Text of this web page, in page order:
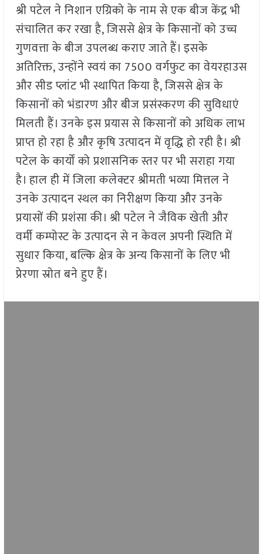
श्री पटेल ने निशान एग्रिको के नाम से एक बीज केंद्र भी
संचालित कर रखा है, जिससे क्षेत्र के किसानों को उच्च
गुणवत्ता के बीज उपलब्ध कराए जाते हैं। इसके
अतिरिक्त, उन्होंने स्वयं का 7500 वर्गफुट का वेयरहाउस
और सीड प्लांट भी स्थापित किया है, जिससे क्षेत्र के
किसानों को भंडारण और बीज प्रसंस्करण की सुविधाएं
मिलती हैं। उनके इस प्रयास से किसानों को अधिक लाभ
प्राप्त हो रहा है और कृषि उत्पादन में वृद्धि हो रही है। श्री
पटेल के कार्यों को प्रशासनिक स्तर पर भी सराहा गया
है। हाल ही में जिला कलेक्टर श्रीमती भव्या मित्तल ने
उनके उत्पादन स्थल का निरीक्षण किया और उनके
प्रयासों की प्रशंसा की। श्री पटेल ने जैविक खेती और
वर्मी कम्पोस्ट के उत्पादन से न केवल अपनी स्थिति में
सुधार किया, बल्कि क्षेत्र के अन्य किसानों के लिए भी
प्रेरणा स्रोत बने हुए हैं।